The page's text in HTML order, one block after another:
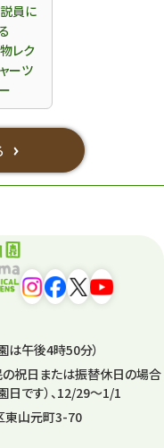
員に
レク
ーツ
は午後4時50分）
祝日または振替休日の場合
です）、12/29～1/1
東山元町3-70